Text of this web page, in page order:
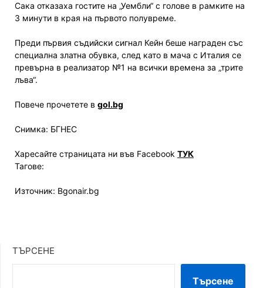
Сака отказаха гостите на „Уембли“ с голове в рамките на
3 минути в края на първото полувреме.
Преди първия съдийски сигнал Кейн беше награден със
специална златна обувка, след като в мача с Италия се
превърна в реализатор №1 на всички времена за „трите
лъва“.
Повече прочетете в gol.bg
Снимка: БГНЕС
Харесайте страницата ни във Facebook ТУК
Тагове:
Източник: Bgonair.bg
ТЪРСЕНЕ
Търсене